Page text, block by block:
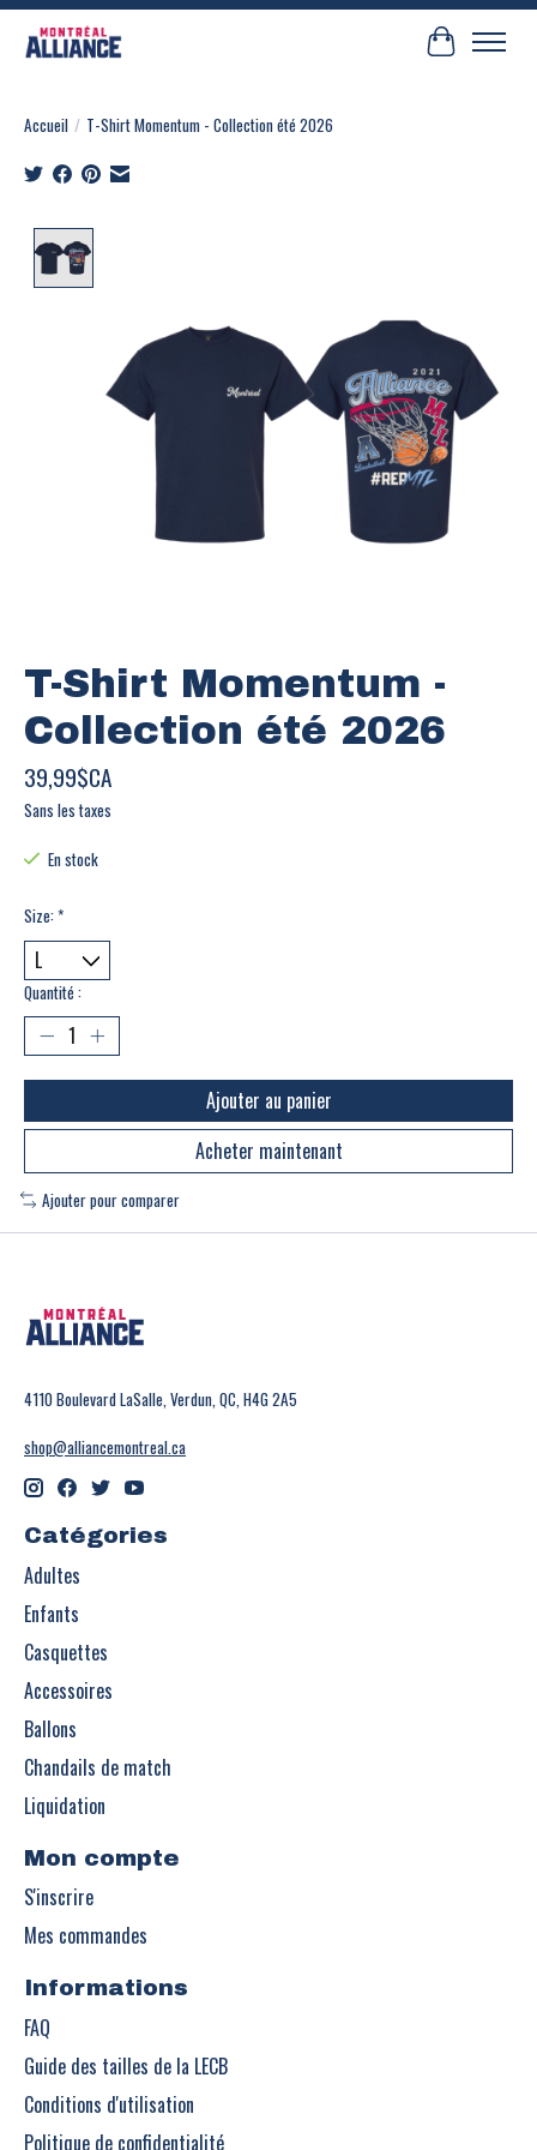
Panier
Accueil / T-Shirt Momentum - Collection été 2026
T-Shirt Momentum -
Collection été 2026
39,99$CA
Sans les taxes
En stock
Size:*
Quantité :
Ajouter au panier
Acheter maintenant
Ajouter pour comparer
4110 Boulevard LaSalle, Verdun, QC, H4G 2A5
shop@alliancemontreal.ca
Catégories
Adultes
Enfants
Casquettes
Accessoires
Ballons
Chandails de match
Liquidation
Mon compte
S'inscrire
Mes commandes
Informations
FAQ
Guide des tailles de la LECB
Conditions d'utilisation
Politique de confidentialité